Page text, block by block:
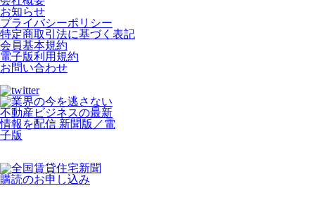
お知らせ
プライバシーポリシー
特定商取引法に基づく表記
会員基本規約
電子版利用規約
お問い合わせ